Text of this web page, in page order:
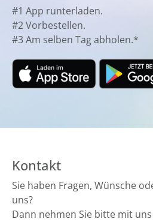
#1 App runterladen.
#2 Vorbestellen.
#3 Am selben Tag abholen.*
Kontakt
Sie haben Fragen, Wünsche
uns?
Dann nehmen Sie bitte mit